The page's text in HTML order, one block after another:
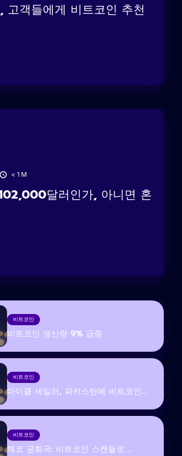
고객들에게 비트코인 ​​추천
< 1 M
달러인가, 아니면 혼
비트코인
비트코인 생산량 9% 급증
비트코인
마이클 세일러, 파키스탄에 비트코인...
비트코인
체코 공화국: 비트코인 ​​스캔들로 ...